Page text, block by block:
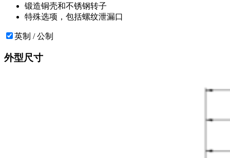
锻造铜壳和不锈钢转子
特殊选项，包括螺纹泄漏口
英制 / 公制
外型尺寸